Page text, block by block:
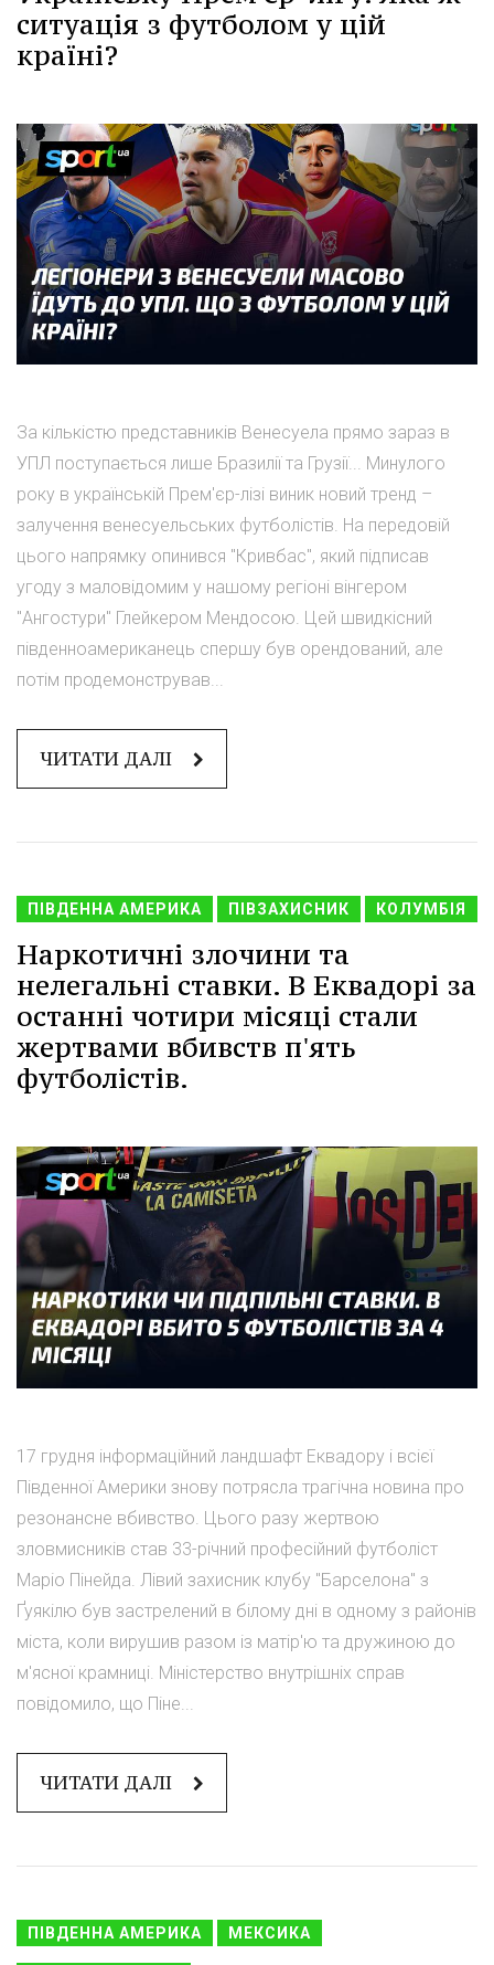
ситуація з футболом у цій
країні?
За кількістю представників Венесуела прямо зараз в
УПЛ поступається лише Бразилії та Грузії... Минулого
року в українській Прем'єр-лізі виник новий тренд –
залучення венесуельських футболістів. На передовій
цього напрямку опинився "Кривбас", який підписав
угоду з маловідомим у нашому регіоні вінгером
"Ангостури" Глейкером Мендосою. Цей швидкісний
південноамериканець спершу був орендований, але
потім продемонстрував...
ЧИТАТИ ДАЛІ
ПІВДЕННА АМЕРИКА ПІВЗАХИСНИК КОЛУМБІЯ
Наркотичні злочини та
нелегальні ставки. В Еквадорі за
останні чотири місяці стали
жертвами вбивств п'ять
футболістів.
17 грудня інформаційний ландшафт Еквадору і всієї
Південної Америки знову потрясла трагічна новина про
резонансне вбивство. Цього разу жертвою
зловмисників став 33-річний професійний футболіст
Маріо Пінейда. Лівий захисник клубу "Барселона" з
Ґуякілю був застрелений в білому дні в одному з районів
міста, коли вирушив разом із матір'ю та дружиною до
м'ясної крамниці. Міністерство внутрішніх справ
повідомило, що Піне...
ЧИТАТИ ДАЛІ
ПІВДЕННА АМЕРИКА МЕКСИКА